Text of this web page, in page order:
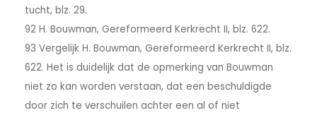
tucht, blz. 29.
92 H. Bouwman, Gereformeerd Kerkrecht II, blz. 622.
93 Vergelijk H. Bouwman, Gereformeerd Kerkrecht II, blz.
622. Het is duidelijk dat de opmerking van Bouwman
niet zo kan worden verstaan, dat een beschuldigde
door zich te verschuilen achter een al of niet